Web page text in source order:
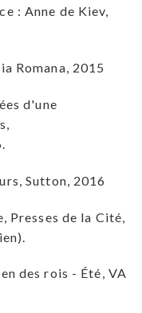
: Anne de Kiev,
Romana, 2015
d'une
Sutton, 2016
de la Cité,
des rois - Été, VA